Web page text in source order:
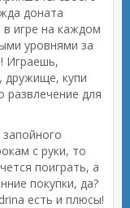
доната
игре на каждом
уровнями за
Играешь,
дружище, купи
развлечение для
с руки, то
поиграть, а
покупки, да?
есть и плюсы!